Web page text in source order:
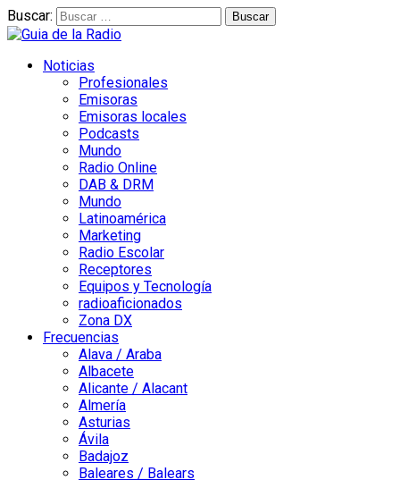
Buscar:
Noticias
Profesionales
Emisoras
Emisoras locales
Podcasts
Mundo
Radio Online
DAB & DRM
Mundo
Latinoamérica
Marketing
Radio Escolar
Receptores
Equipos y Tecnología
radioaficionados
Zona DX
Frecuencias
Alava / Araba
Albacete
Alicante / Alacant
Almería
Asturias
Ávila
Badajoz
Baleares / Balears